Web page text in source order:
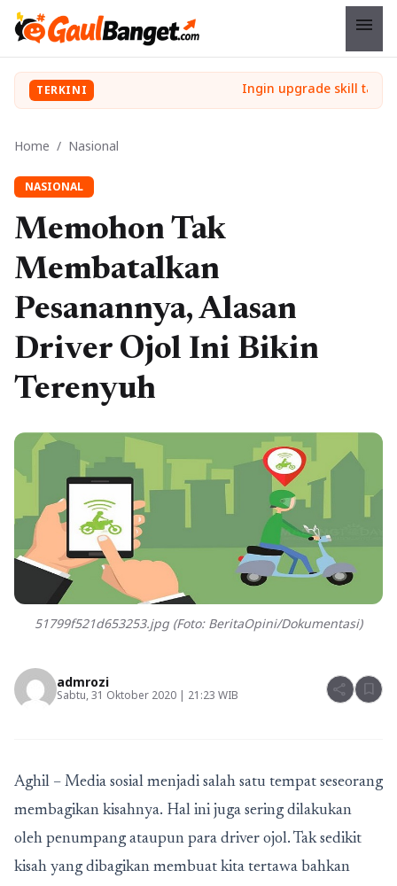
menu
TERKINI
Home / Nasional
NASIONAL
Memohon Tak
Membatalkan
Pesanannya, Alasan
Driver Ojol Ini Bikin
Terenyuh
51799f521d653253.jpg (Foto: BeritaOpini/Dokumentasi)
admrozi
Sabtu, 31 Oktober 2020 | 21:23 WIB share bookmark
Aghil – Media sosial menjadi salah satu tempat seseorang
membagikan kisahnya. Hal ini juga sering dilakukan
oleh penumpang ataupun para driver ojol. Tak sedikit
kisah yang dibagikan membuat kita tertawa bahkan